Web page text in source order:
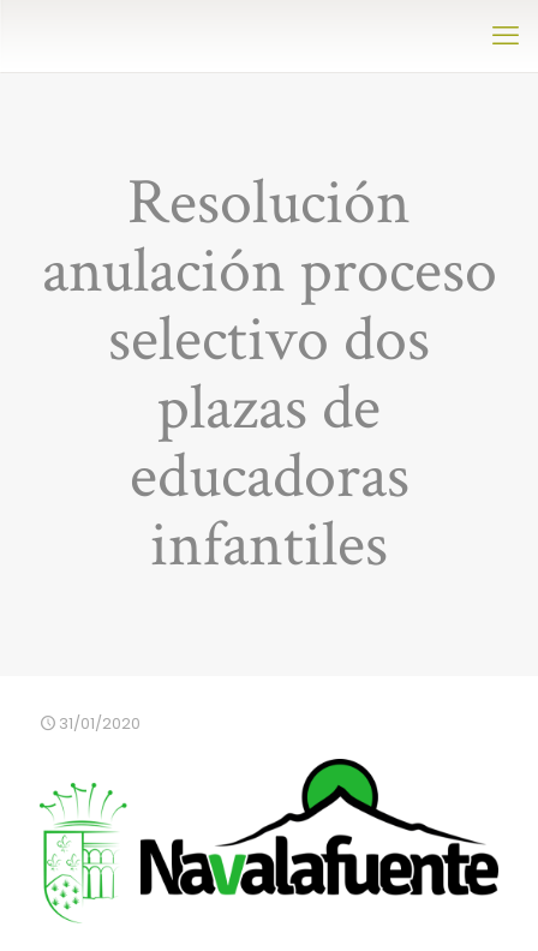
Resolución
anulación proceso
selectivo dos
plazas de
educadoras
infantiles
31/01/2020